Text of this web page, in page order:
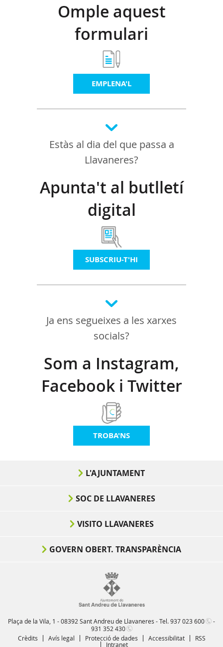
Omple aquest
formulari
EMPLENA'L
Estàs al dia del que passa a
Llavaneres?
Apunta't al butlletí
digital
SUBSCRIU-T'HI
Ja ens segueixes a les xarxes
socials?
Som a Instagram,
Facebook i Twitter
TROBA'NS
L'AJUNTAMENT
SOC DE LLAVANERES
VISITO LLAVANERES
GOVERN OBERT. TRANSPARÈNCIA
Plaça de la Vila, 1 - 08392 Sant Andreu de Llavaneres - Tel.937 023 600
-
931 352 430
Crèdits
Avís legal Protecció de dades Accessibilitat
RSS
Intranet